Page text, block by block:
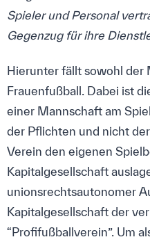
Spieler und Personal
Gegenzug für ihre
Hierunter fällt sowohl der
Frauenfußball. Dabei ist
einer Mannschaft am
der Pflichten und nicht
Verein den eigenen
Kapitalgesellschaft
unionsrechtsautonomer
Kapitalgesellschaft der
“Profifußballverein”. Um